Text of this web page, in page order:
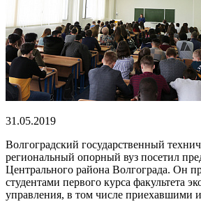
31.05.2019
Волгоградский государственный
региональный опорный вуз посетил
Центрального района Волгограда. Он
студентами первого курса факультета
управления, в том числе приехавшими